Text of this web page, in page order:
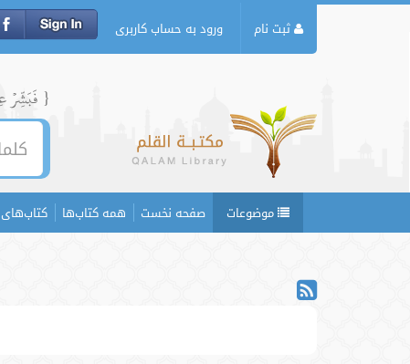
ثبت نام ورود به حساب کاربری
{ فَبَشِّرۡ
موضوعات صفحه نخست همه کتاب‌ها